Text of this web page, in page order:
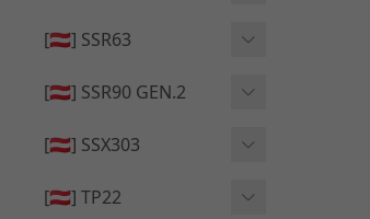
🟦 主體 ⧸ 彈匣
[🇦🇹] SSR63
🆙 升級 ⧸ 部件
[🇦🇹] SSR90 GEN.2
🆙 升級 ⧸ 部件
[🇦🇹] SSX303
🔄 原廠 ⧸ 零件
[🇦🇹] TP22